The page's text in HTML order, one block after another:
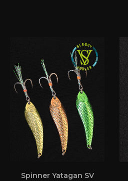
Spinner Yatagan SV